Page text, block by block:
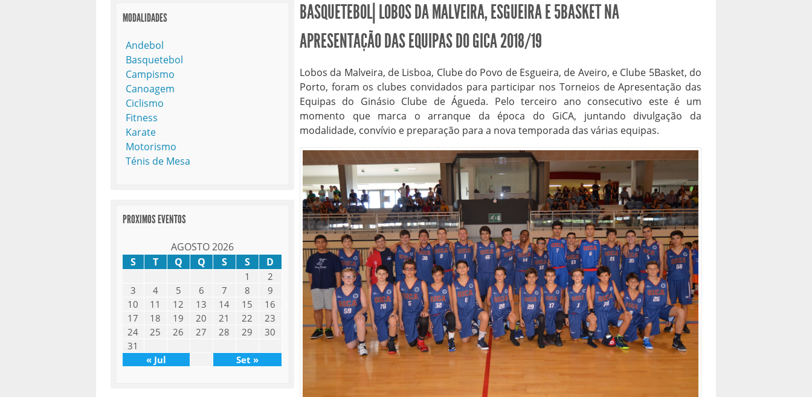
BASQUETEBOL| LOBOS DA MALVEIRA, ESGUEIRA E 5BASKET NA
APRESENTAÇÃO DAS EQUIPAS DO GICA 2018/19
Lobos da Malveira, de Lisboa, Clube do Povo de Esgueira, de Aveiro, e Clube 5Basket, do
Porto, foram os clubes convidados para participar nos Torneios de Apresentação das
Equipas do Ginásio Clube de Águeda. Pelo terceiro ano consecutivo este é um
momento que marca o arranque da época do GiCA, juntando divulgação da
modalidade, convívio e preparação para a nova temporada das várias equipas.
MODALIDADES
Andebol
Basquetebol
Campismo
Canoagem
Ciclismo
Fitness
Karate
Motorismo
Ténis de Mesa
PROXIMOS EVENTOS
AGOSTO 2026
S
T Q Q S S D
1
2
3
4 5 6 7 8
9
10
11 12 13 14 15
16
17
18 19 20 21 22
23
24
25 26 27 28 29
30
31
« Jul
Set »